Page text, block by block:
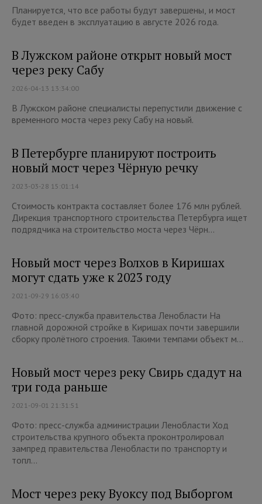
Планируется, что все работы будут завершены, и мост
будет введен в эксплуатацию в августе 2026 года.
В Лужском районе открыт новый мост
через реку Сабу
2026-04-13 13:34:00
В Лужском районе специалисты перепустили движение с
временного моста через реку Сабу на новый.
В Петербурге планируют построить
новый мост через Чёрную речку
2023-03-28 15:01:14
Стоимость контракта составляет более 176 млн рублей.
Дирекция транспортного строительства Петербурга ищет
подрядчика на строительство моста через Чёрн...
Новый мост через Волхов в Киришах
могут сдать уже к 2023 году
2021-09-29 16:03:40
Фото: пресс-служба правительства Ленобласти На
главной дорожной стройке в Киришах почти завершили
сборку пролётного строения. Такими темпами объект м...
Новый мост через реку Свирь сдадут на
три года раньше
2021-09-01 21:31:51
Фото: пресс-служба администрации Ленобласти Ход
строительства крупного объекта проконтролировал
зампред правительства Ленобласти по транспорту и
топл...
Мост через реку Вуоксу под Выборгом